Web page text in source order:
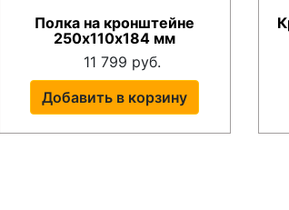
Полка на кронштейне
250х110х184 мм
11 799 руб.
Добавить в корзину